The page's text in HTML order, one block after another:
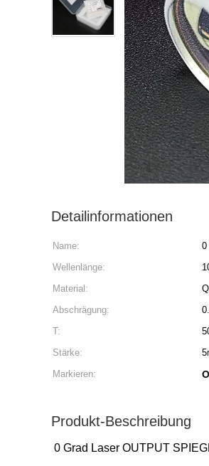
Detailinformationen
Name: 0
Wellenlänge:
Material:
Abschrägung:
T:
Stärke:
Markieren:
Produkt-Beschreibung
0 Grad Laser OUTPUT